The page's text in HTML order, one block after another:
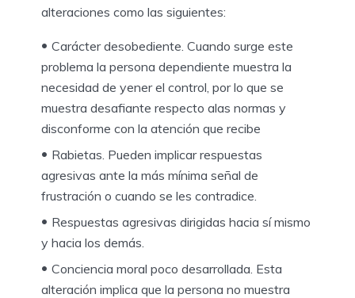
alteraciones como las siguientes:
Carácter desobediente. Cuando surge este
problema la persona dependiente muestra la
necesidad de yener el control, por lo que se
muestra desafiante respecto alas normas y
disconforme con la atención que recibe
Rabietas. Pueden implicar respuestas
agresivas ante la más mínima señal de
frustración o cuando se les contradice.
Respuestas agresivas dirigidas hacia sí mismo
y hacia los demás.
Conciencia moral poco desarrollada. Esta
alteración implica que la persona no muestra